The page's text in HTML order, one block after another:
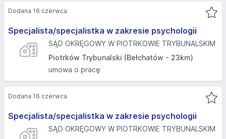
Specjalista/specjalistka w zakresie psychologii
SĄD OKRĘGOWY W PIOTRKOWIE TRYBUNALSKIM
Piotrków Trybunalski (Bełchatów - 23km)
umowa o pracę
Dodana 16 czerwca
Specjalista/specjalistka w zakresie psychologii
SĄD OKRĘGOWY W PIOTRKOWIE TRYBUNALSKIM
Dodana 16 czerwca